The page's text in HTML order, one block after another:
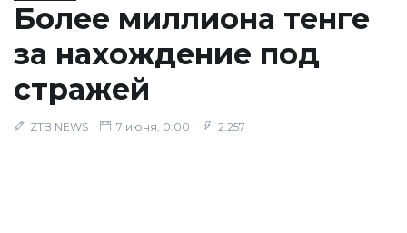
Более миллиона тенге
за нахождение под
стражей
ZTB NEWS 7 июня, 0:00 2,257